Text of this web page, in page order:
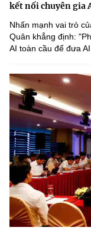
kết nối chuyên gia
Nhấn mạnh vai trò
Quân khẳng định:
AI toàn cầu để đưa